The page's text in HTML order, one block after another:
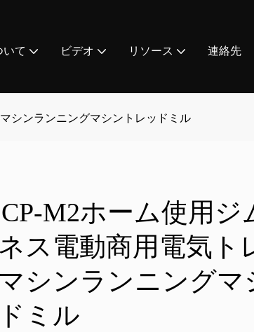
て ビデオ リソース 連絡先
シンランニングマシントレッドミル
M2ホーム使用ジ
ス電動商用電気ト
シンランニングマ
ミル